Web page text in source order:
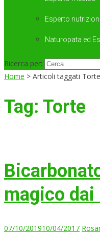
Esperto
Naturopata ed
Ricerca per:
Home > Articoli taggati Torte
Tag: Torte
magico
07/10/201910/04/2017